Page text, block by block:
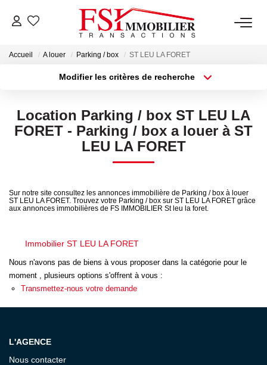
NOTRE AGENCE
VENTES
LOCATIONS
GESTION
NOS SERVICES
ESTIMATION
EXPERTISE
Accueil A louer Parking / box ST LEU LA FORET
Modifier les critères de recherche
Sélectionnez...
Type de bien
Surface min
Location Parking / box ST LEU LA
FORET - Parking / box a louer à ST
LEU LA FORET
Sur notre site consultez les annonces immobilière de Parking / box à louer
ST LEU LA FORET. Trouvez votre Parking / box sur ST LEU LA FORET grâce
aux annonces immobilières de FS IMMOBILIER St leu la foret.
Immobilier ST LEU LA FORET
Nous n'avons pas de biens à vous proposer dans la catégorie pour le
moment , plusieurs options s'offrent à vous :
Transmettez-nous votre demande
L'AGENCE
Nous contacter